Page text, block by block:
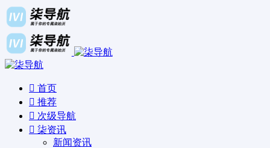
首页
推荐
次级导航
柒资讯
新闻资讯